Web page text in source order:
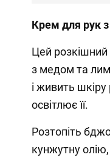
Крем для рук
Цей розкішний
з медом та
і живить шкіру
освітлює її.
Розтопіть
кунжутну